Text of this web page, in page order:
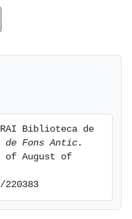
Biblioteca de
de Fons Antic.
of August of